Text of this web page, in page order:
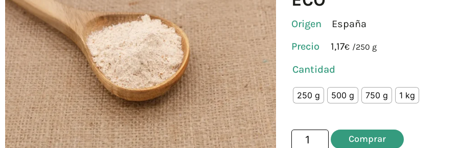
Origen
España
1,17€ /250 g
Cantidad
250 g 500 g 750 g 1 kg
Comprar